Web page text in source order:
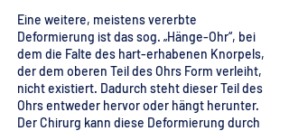
Eine weitere, meistens vererbte
Deformierung ist das sog. „Hänge-Ohr“, bei
dem die Falte des hart-erhabenen Knorpels,
der dem oberen Teil des Ohrs Form verleiht,
nicht existiert. Dadurch steht dieser Teil des
Ohrs entweder hervor oder hängt herunter.
Der Chirurg kann diese Deformierung durch